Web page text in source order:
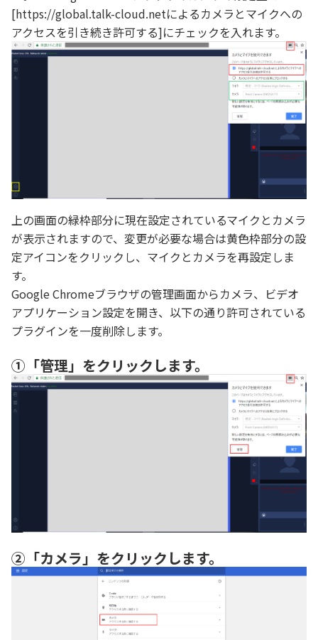
[https://global.talk-cloud.netによるカメラとマイクへの
アクセスを引き続き許可する]にチェックを入れます。
上の画面の緑枠部分に現在設定されているマイクとカメラ
が表示されますので、変更が必要な場合は黄色枠部分の設
定アイコンをクリックし、マイクとカメラを再設定しま
す。
Google Chromeブラウザの管理画面からカメラ、ビデオ
アプリケーション設定を開き、以下の通り許可されている
プラグインを一度削除します。
①「管理」をクリックします。
②「カメラ」をクリックします。